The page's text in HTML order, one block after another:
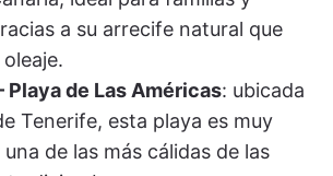
a su arrecife natural que
Playa de Las Américas: ubicada
Tenerife, esta playa es muy
de las más cálidas de las